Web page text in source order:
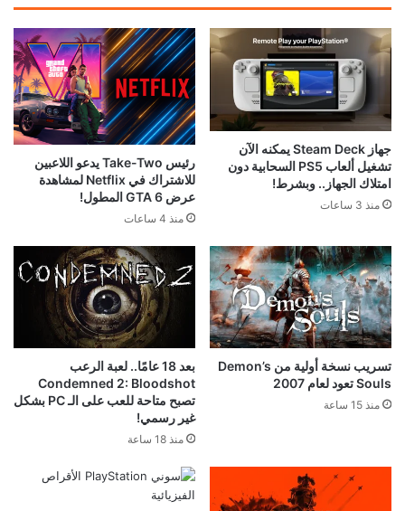
جهاز Steam Deck يمكنه الآن
تشغيل ألعاب PS5 السحابية دون
امتلاك الجهاز.. وبشرط!
منذ 3 ساعات
رئيس Take-Two يدعو اللاعبين
للاشتراك في Netflix لمشاهدة
عرض GTA 6 المطول!
منذ 4 ساعات
تسريب نسخة أولية من Demon’s
Souls تعود لعام 2007
منذ 15 ساعة
بعد 18 عامًا.. لعبة الرعب
Condemned 2: Bloodshot
تصبح متاحة للعب على الـ PC بشكل
غير رسمي!
منذ 18 ساعة